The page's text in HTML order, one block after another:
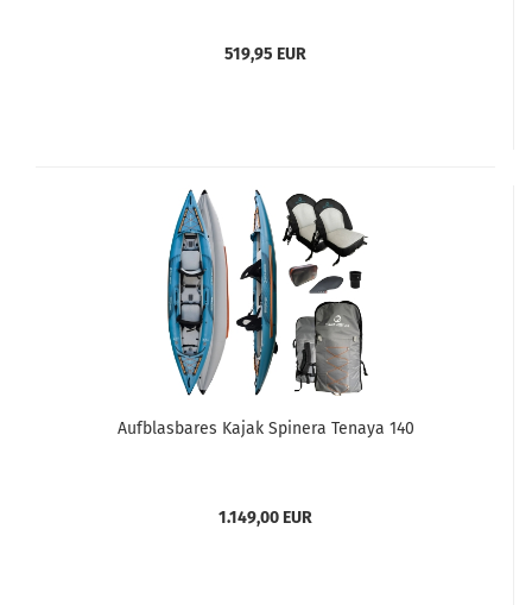
519,95 EUR
Aufblasbares Kajak Spinera Tenaya 140
1.149,00 EUR